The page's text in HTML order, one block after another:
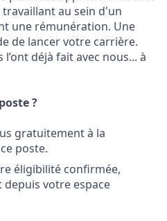
au sein d'un
une rémunération. Une
de lancer votre carrière.
déjà fait avec nous... à
?
gratuitement à la
poste.
éligibilité confirmée,
votre espace